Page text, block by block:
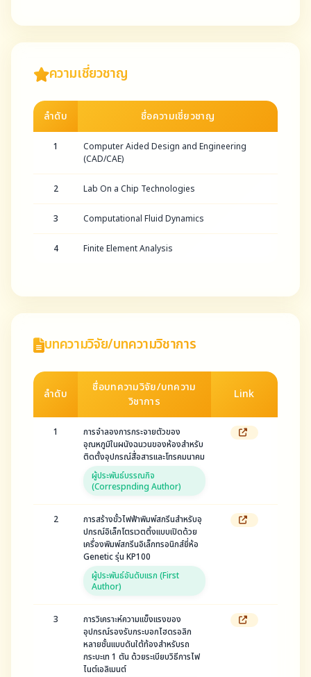
ความเชี่ยวชาญ
ลำดับ ชื่อความเชี่ยวชาญ
1
Computer Aided Design and Engineering
(CAD/CAE)
2 Lab On a Chip Technologies
3 Computational Fluid Dynamics
4 Finite Element Analysis
บทความวิจัย/บทความวิชาการ
ลำดับ
ชื่อบทความวิจัย/บทความ
วิชาการ
Link
1
การจำลองการกระจายตัวของ
อุณหภูมิในผนังฉนวนของห้องสำหรับ
ติดตั้งอุปกรณ์สื่อสารและโทรคมนาคม
ผู้ประพันธ์บรรณกิจ
(Correspnding Author)
2
การสร้างขั้วไฟฟ้าพิมพ์สกรีนสำหรับอุ
ปกรณ์อิเล็กโตรเวตติ้งแบบเปิดด้วย
เครื่องพิมพ์สกรีนอิเล็กทรอนิกส์ยี่ห้อ
Genetic รุ่น KP100
ผู้ประพันธ์อันดับแรก (First
Author)
3
การวิเคราะห์ความแข็งแรงของ
อุปกรณ์รองรับกระบอกไฮดรอลิก
หลายชั้นแบบดันใต้ท้องสำหรับรถ
กระบะเท 1 ตัน ด้วยระเบียบวิธีการไฟ
ไนต์เอลิเมนต์